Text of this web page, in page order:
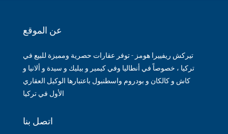
عن الموقع
تيركش ريفييرا هومز - توفر عقارات حصرية ومميزة للبيع في
تركيا ، خصوصاً في أنطاليا وفي كيمير و بيليك و سيدة و ألانيا و
كاش و كالكان و بودروم واسطنبول باعتبارها الوكيل العقاري
الأول في تركيا
اتصل بنا